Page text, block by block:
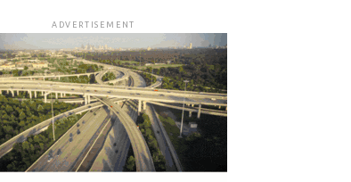
ADVERTISEMENT